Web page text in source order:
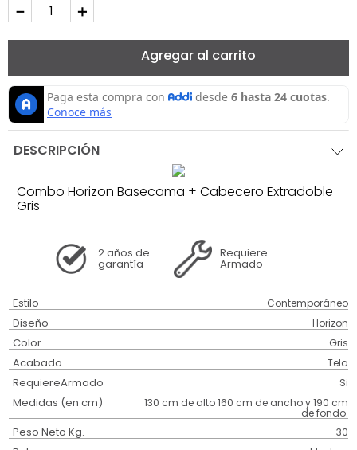
＋
－
Agregar al carrito
DESCRIPCIÓN
Combo Horizon Basecama + Cabecero Extradoble
Gris
2 años de
garantía
Requiere
Armado
Estilo Contemporáneo
Diseño Horizon
Color Gris
Acabado Tela
RequiereArmado Si
Medidas (en cm) 130 cm de alto 160 cm de ancho y 190 cm
de fondo.
Peso Neto Kg. 30